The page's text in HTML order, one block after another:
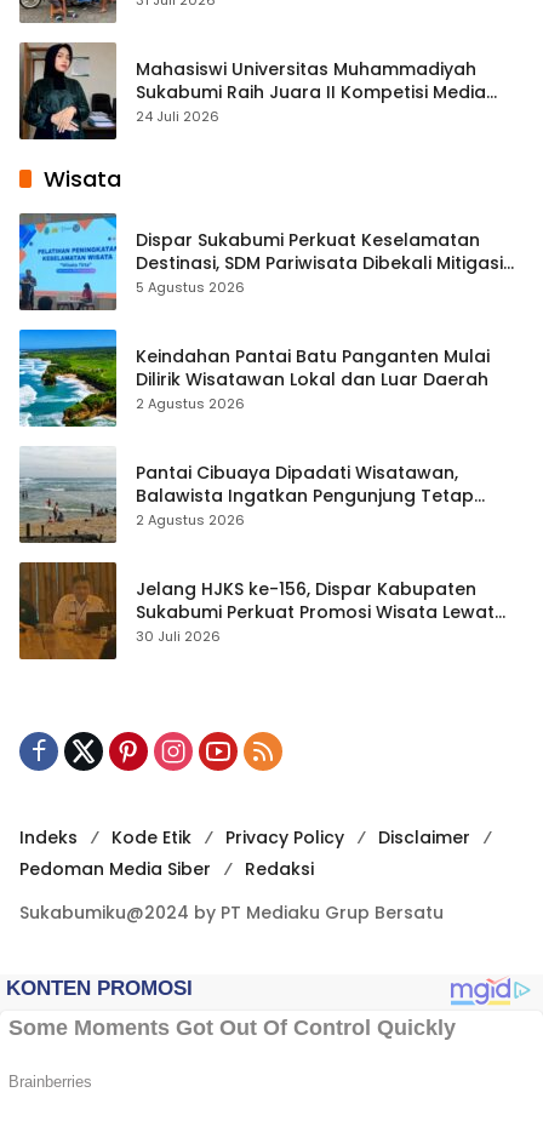
Mahasiswi Universitas Muhammadiyah
Sukabumi Raih Juara II Kompetisi Media
Pembelajaran Digital Tingkat Internasional
24 Juli 2026
Wisata
Dispar Sukabumi Perkuat Keselamatan
Destinasi, SDM Pariwisata Dibekali Mitigasi
hingga Teknik Evakuasi
5 Agustus 2026
Keindahan Pantai Batu Panganten Mulai
Dilirik Wisatawan Lokal dan Luar Daerah
2 Agustus 2026
Pantai Cibuaya Dipadati Wisatawan,
Balawista Ingatkan Pengunjung Tetap
Waspada
2 Agustus 2026
Jelang HJKS ke-156, Dispar Kabupaten
Sukabumi Perkuat Promosi Wisata Lewat
Publikasi Digital
30 Juli 2026
Indeks Kode Etik Privacy Policy
Disclaimer
Pedoman Media Siber
Redaksi
Sukabumiku@2024 by PT Mediaku Grup Bersatu